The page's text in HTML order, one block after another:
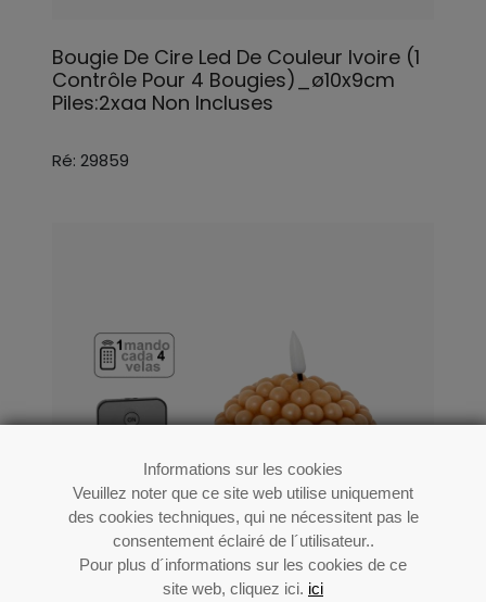
Informations sur les cookies
Veuillez noter que ce site web utilise uniquement
des cookies techniques, qui ne nécessitent pas le
consentement éclairé de l´utilisateur..
Pour plus d´informations sur les cookies de ce
site web, cliquez ici. ici
Bougie De Cire Led De Couleur Ivoire (1
Contrôle Pour 4 Bougies)_ø10x9cm
Piles:2xaa Non Incluses
Ré: 29859